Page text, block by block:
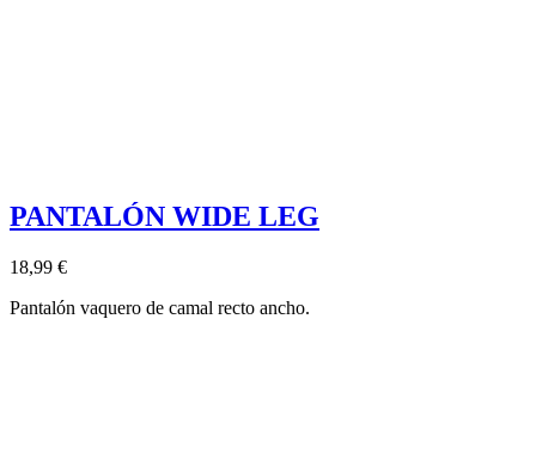
PANTALÓN WIDE LEG
18,99 €
Pantalón vaquero de camal recto ancho.